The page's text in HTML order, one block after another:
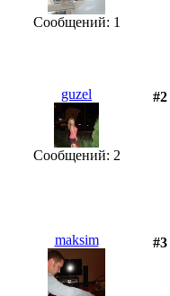
Сообщений: 1
guzel
Сообщений: 2
#2
maksim #3